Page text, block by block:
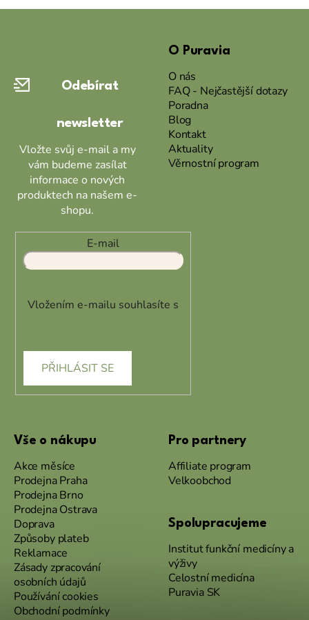
Odebírat
newsletter
Vložte svůj e-mail a my
vám budeme zasílat
informace o nových
produktech na našem e-
shopu.
E-mail
Vložením e-mailu souhlasíte s
PŘIHLÁSIT SE
O Puravia
O nás
FAQ - Nejčastější dotazy
Poradna
Blog
Kontakt
Aktuality
Věrnostní program
Vše o nákupu
Akce měsíce
Prodejna Praha
Prodejna Brno
Prodejna Ostrava
Doprava
Způsoby plateb
Reklamace
Zásady zpracování
osobních údajů
Používání cookies
Obchodní podmínky
Pro partnery
Affiliate program
Velkoobchod
Spolupracujeme
Institut funkční medicíny a
výživy
Celostní medicína
Puravia SK